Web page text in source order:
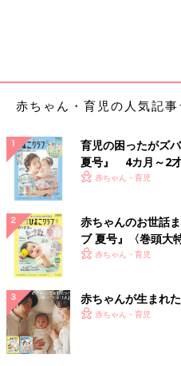
赤ちゃん・育児の人気記
育児の困ったがズ
夏号』 4カ月～2才
いっぱい！
赤ちゃん・育児
赤ちゃんのお世話
ブ 夏号』〈巻頭大
く！ おっぱい・ミ
赤ちゃん・育児
赤ちゃんが生まれ
赤ちゃん・育児